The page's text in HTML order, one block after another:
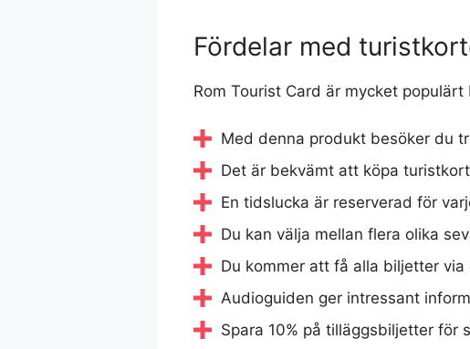
Fördelar med
Rom Tourist Card är mycket
Med denna produkt besöker du
Det är bekvämt att köpa
En tidslucka är reserverad för
Du kan välja mellan flera olika
Du kommer att få alla biljetter
Audioguiden ger intressant
Spara 10% på tilläggsbiljetter för